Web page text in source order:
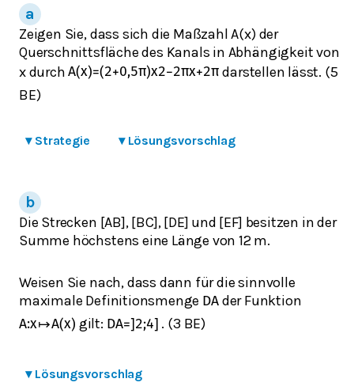
Zeigen Sie, dass sich die Maßzahl A(x) der
Querschnittsfläche des Kanals in Abhängigkeit von
x durchA(x)=(2+0,5π)x2−2πx+2π darstellen lässt. (5
BE)
▾ Strategie ▾ Lösungsvorschlag
Die Strecken [AB], [BC], [DE] und [EF] besitzen in der
Summe höchstens eine Länge von 12 m.
Weisen Sie nach, dass dann für die sinnvolle
maximale Definitionsmenge DA der Funktion
A:x↦A(x) gilt: DA=] 2;4] . (3 BE)
▾ Lösungsvorschlag